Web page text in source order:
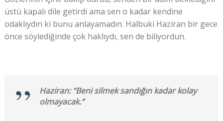
üstü kapalı dile getirdi ama sen o kadar kendine
odaklıydın ki bunu anlayamadın. Halbuki Haziran bir gece
önce söylediğinde çok haklıydı, sen de biliyordun.
Haziran: “Beni silmek sandığın kadar kolay
olmayacak.”